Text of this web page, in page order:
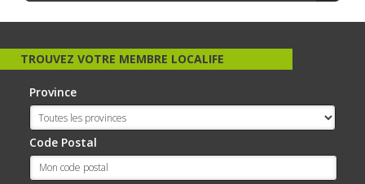
TROUVEZ VOTRE MEMBRE LOCALIFE
Province
Code Postal